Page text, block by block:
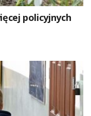
policyjnych